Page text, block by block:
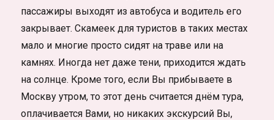
пассажиры выходят из автобуса и водитель его
закрывает. Скамеек для туристов в таких местах
мало и многие просто сидят на траве или на
камнях. Иногда нет даже тени, приходится ждать
на солнце. Кроме того, если Вы прибываете в
Москву утром, то этот день считается днём тура,
оплачивается Вами, но никаких экскурсий Вы,